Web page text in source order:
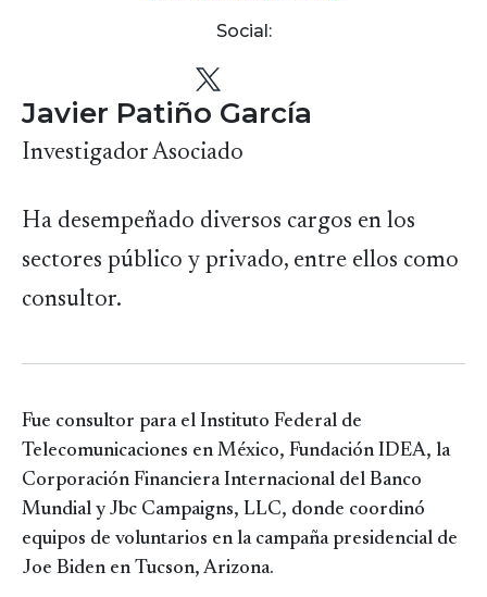
Social:
Javier Patiño García
Investigador Asociado
Ha desempeñado diversos cargos en los
sectores público y privado, entre ellos como
consultor.
Fue consultor para el Instituto Federal de
Telecomunicaciones en México, Fundación IDEA, la
Corporación Financiera Internacional del Banco
Mundial y Jbc Campaigns, LLC, donde coordinó
equipos de voluntarios en la campaña presidencial de
Joe Biden en Tucson, Arizona.